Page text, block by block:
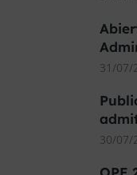
31/07/
30/07/